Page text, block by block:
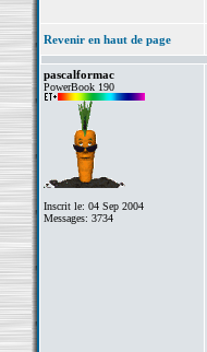
Revenir en haut de page
pascalformac
PowerBook 190
Inscrit le: 04 Sep 2004
Messages: 3734